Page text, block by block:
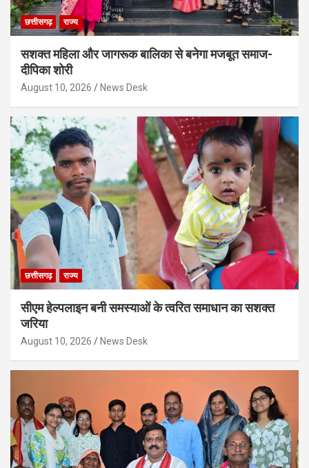
छत्तीसगढ़ राज्य
सशक्त महिला और जागरूक बालिका से बनेगा मजबूत समाज-
दीपिका शोरी
August 10, 2026 News Desk
छत्तीसगढ़ राज्य
सीएम हेल्पलाइन बनी समस्याओं के त्वरित समाधान का सशक्त
जरिया
August 10, 2026 News Desk